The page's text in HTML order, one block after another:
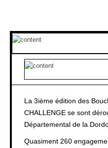
La 3ième édition des
CHALLENGE se sont
Départemental de la
Quasiment 260